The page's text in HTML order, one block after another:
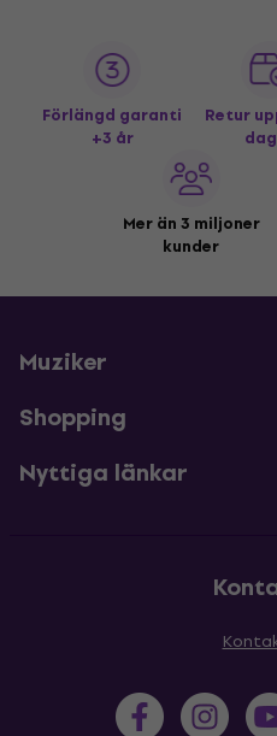
Förlängd garanti
+3 år
Retur
Mer än 3 miljoner
kunder
Muziker
Shopping
Nyttiga länkar